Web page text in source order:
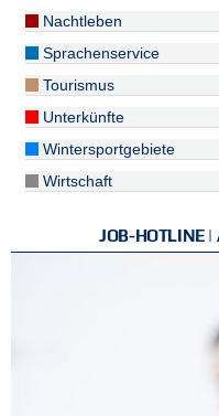
Nachtleben
Sprachenservice
Tourismus
Unterkünfte
Wintersportgebiete
Wirtschaft
JOB-HOTLINE |